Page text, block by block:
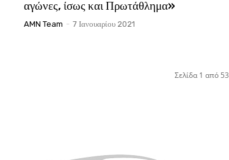
αγώνες, ίσως και Πρωτάθλημα»
AMN Team - 7 Ιανουαρίου 2021
Σελίδα 1 από 53